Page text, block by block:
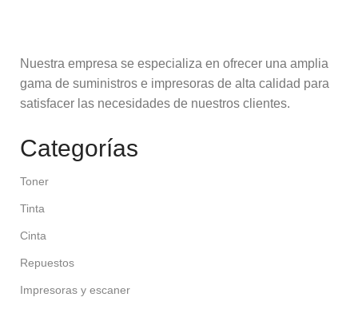
Nuestra empresa se especializa en ofrecer una amplia
gama de suministros e impresoras de alta calidad para
satisfacer las necesidades de nuestros clientes.
Categorías
Toner
Tinta
Cinta
Repuestos
Impresoras y escaner